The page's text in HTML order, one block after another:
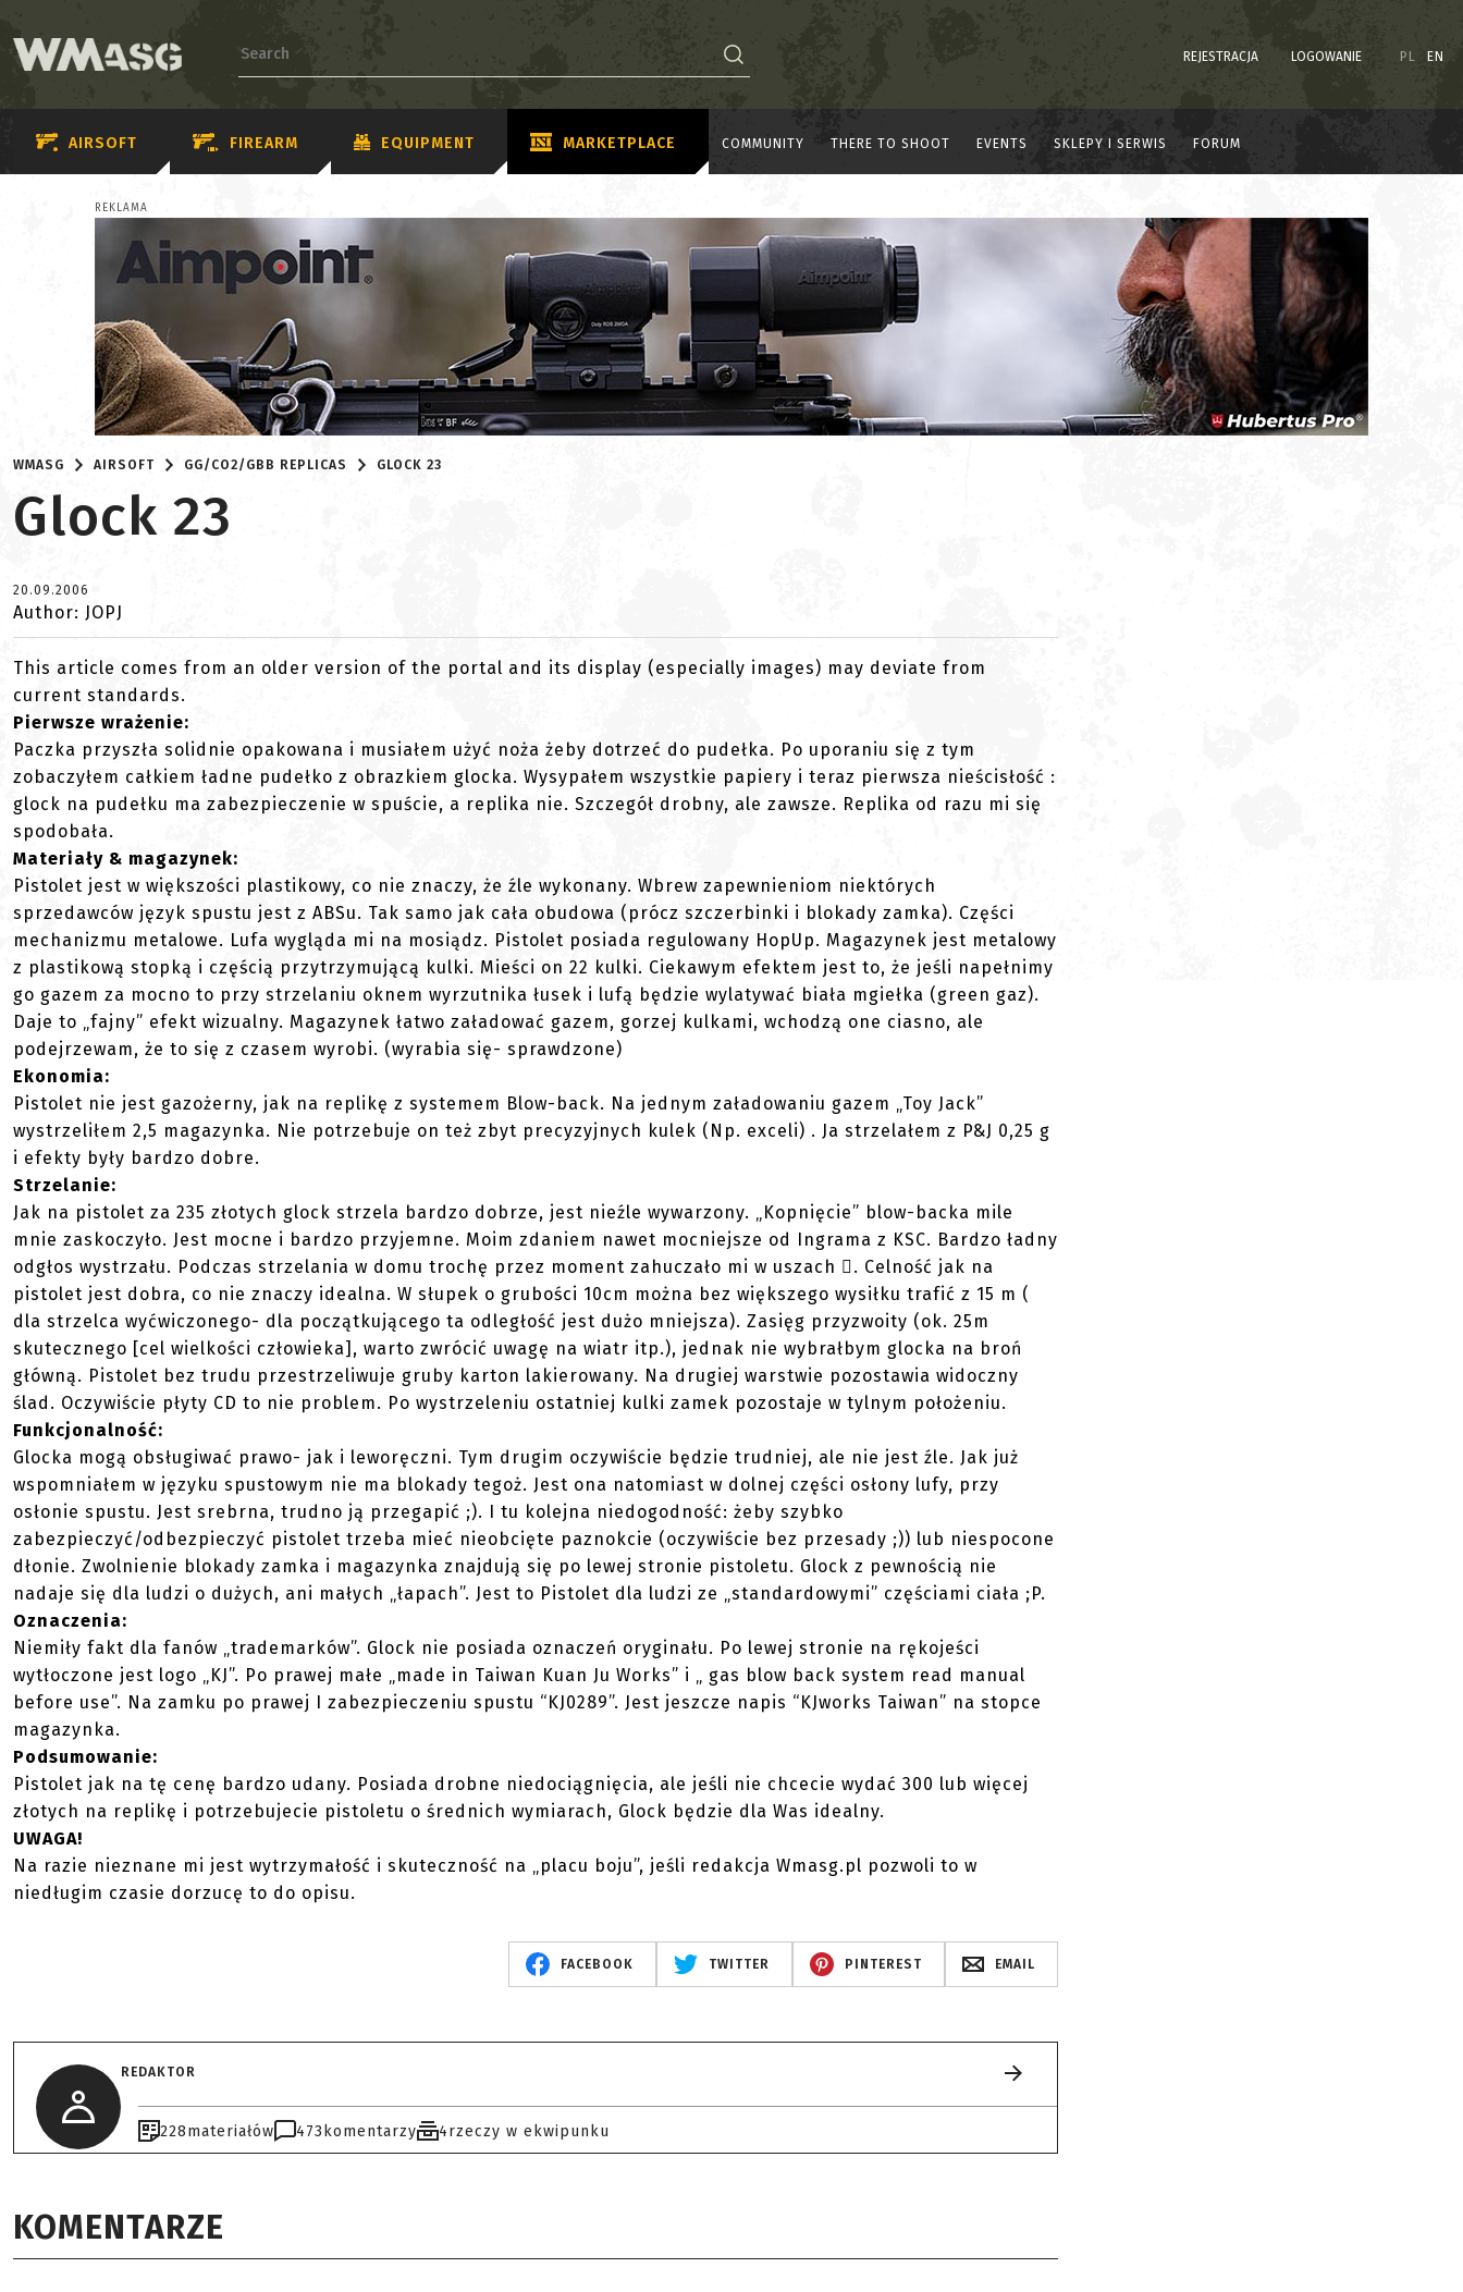
REJESTRACJA LOGOWANIE PL EN
AIRSOFT FIREARM EQUIPMENT MARKETPLACE COMMUNITY THERE TO SHOOT EVENTS SKLEPY I SERWIS FORUM
REKLAMA
WMASG AIRSOFT GG/CO2/GBB REPLICAS GLOCK 23
Glock 23
20.09.2006
Author: JOPJ
This article comes from an older version of the portal and its display (especially images) may deviate from
current standards.
Pierwsze wrażenie:
Paczka przyszła solidnie opakowana i musiałem użyć noża żeby dotrzeć do pudełka. Po uporaniu się z tym
zobaczyłem całkiem ładne pudełko z obrazkiem glocka. Wysypałem wszystkie papiery i teraz pierwsza nieścisłość :
glock na pudełku ma zabezpieczenie w spuście, a replika nie. Szczegół drobny, ale zawsze. Replika od razu mi się
spodobała.
Materiały & magazynek:
Pistolet jest w większości plastikowy, co nie znaczy, że źle wykonany. Wbrew zapewnieniom niektórych
sprzedawców język spustu jest z ABSu. Tak samo jak cała obudowa (prócz szczerbinki i blokady zamka). Części
mechanizmu metalowe. Lufa wygląda mi na mosiądz. Pistolet posiada regulowany HopUp. Magazynek jest metalowy
z plastikową stopką i częścią przytrzymującą kulki. Mieści on 22 kulki. Ciekawym efektem jest to, że jeśli napełnimy
go gazem za mocno to przy strzelaniu oknem wyrzutnika łusek i lufą będzie wylatywać biała mgiełka (green gaz).
Daje to „fajny” efekt wizualny. Magazynek łatwo załadować gazem, gorzej kulkami, wchodzą one ciasno, ale
podejrzewam, że to się z czasem wyrobi. (wyrabia się- sprawdzone)
Ekonomia:
Pistolet nie jest gazożerny, jak na replikę z systemem Blow-back. Na jednym załadowaniu gazem „Toy Jack”
wystrzeliłem 2,5 magazynka. Nie potrzebuje on też zbyt precyzyjnych kulek (Np. exceli) . Ja strzelałem z P&J 0,25 g
i efekty były bardzo dobre.
Strzelanie:
Jak na pistolet za 235 złotych glock strzela bardzo dobrze, jest nieźle wywarzony. „Kopnięcie” blow-backa mile
mnie zaskoczyło. Jest mocne i bardzo przyjemne. Moim zdaniem nawet mocniejsze od Ingrama z KSC. Bardzo ładny
odgłos wystrzału. Podczas strzelania w domu trochę przez moment zahuczało mi w uszach . Celność jak na
pistolet jest dobra, co nie znaczy idealna. W słupek o grubości 10cm można bez większego wysiłku trafić z 15 m (
dla strzelca wyćwiczonego- dla początkującego ta odległość jest dużo mniejsza). Zasięg przyzwoity (ok. 25m
skutecznego [cel wielkości człowieka], warto zwrócić uwagę na wiatr itp.), jednak nie wybrałbym glocka na broń
główną. Pistolet bez trudu przestrzeliwuje gruby karton lakierowany. Na drugiej warstwie pozostawia widoczny
ślad. Oczywiście płyty CD to nie problem. Po wystrzeleniu ostatniej kulki zamek pozostaje w tylnym położeniu.
Funkcjonalność:
Glocka mogą obsługiwać prawo- jak i leworęczni. Tym drugim oczywiście będzie trudniej, ale nie jest źle. Jak już
wspomniałem w języku spustowym nie ma blokady tegoż. Jest ona natomiast w dolnej części osłony lufy, przy
osłonie spustu. Jest srebrna, trudno ją przegapić ;). I tu kolejna niedogodność: żeby szybko
zabezpieczyć/odbezpieczyć pistolet trzeba mieć nieobcięte paznokcie (oczywiście bez przesady ;)) lub niespocone
dłonie. Zwolnienie blokady zamka i magazynka znajdują się po lewej stronie pistoletu. Glock z pewnością nie
nadaje się dla ludzi o dużych, ani małych „łapach”. Jest to Pistolet dla ludzi ze „standardowymi” częściami ciała ;P.
Oznaczenia:
Niemiły fakt dla fanów „trademarków”. Glock nie posiada oznaczeń oryginału. Po lewej stronie na rękojeści
wytłoczone jest logo „KJ”. Po prawej małe „made in Taiwan Kuan Ju Works” i „ gas blow back system read manual
before use”. Na zamku po prawej I zabezpieczeniu spustu “KJ0289”. Jest jeszcze napis “KJworks Taiwan” na stopce
magazynka.
Podsumowanie:
Pistolet jak na tę cenę bardzo udany. Posiada drobne niedociągnięcia, ale jeśli nie chcecie wydać 300 lub więcej
złotych na replikę i potrzebujecie pistoletu o średnich wymiarach, Glock będzie dla Was idealny.
UWAGA!
Na razie nieznane mi jest wytrzymałość i skuteczność na „placu boju”, jeśli redakcja Wmasg.pl pozwoli to w
niedługim czasie dorzucę to do opisu.
FACEBOOK TWITTER PINTEREST EMAIL
REDAKTOR
228materiałów 473 komentarzy 4rzeczy w ekwipunku
KOMENTARZE